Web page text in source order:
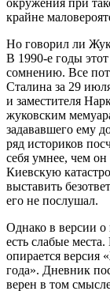
крайне
Но говорил ли
В 1990-е годы
сомнению. Все
Сталина за 29
и заместителя
жуковским
задававшего ему
ряд историков
себя умнее, чем
Киевскую
выставить
его не послушал.
Однако в версии о
есть слабые
опирается версия
года». Дневник
верен в том